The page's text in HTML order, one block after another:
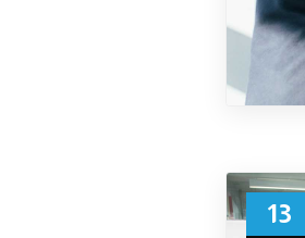
13